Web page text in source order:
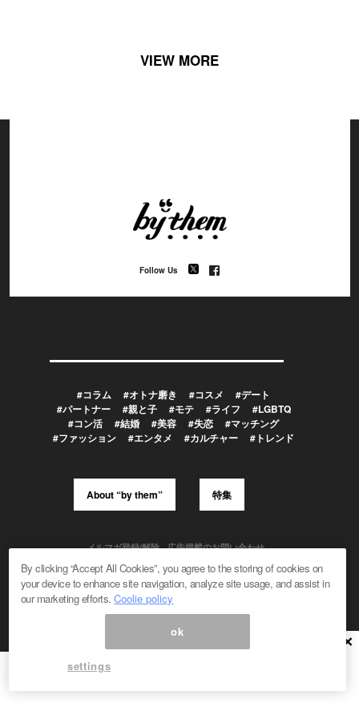
VIEW MORE
Follow Us
#コラム #オトナ磨き #コスメ
#デート
#パートナー
#親と子 #モテ #ライフ
#LGBTQ
#コン活
#結婚 #美容 #失恋
#マッチング
#ファッション
#エンタメ #カルチャー #トレンド
About “by them” 特集
メルマガ登録/解除
広告掲載のお問い合わせ
編集部へのお問い合わせ
プレスリリース受付
メディア利用規約
×
By clicking “Accept All Cookies”, you agree to the storing of cookies on
your device to enhance site navigation, analyze site usage, and assist in
our marketing efforts.Coolie policy
ok
settings